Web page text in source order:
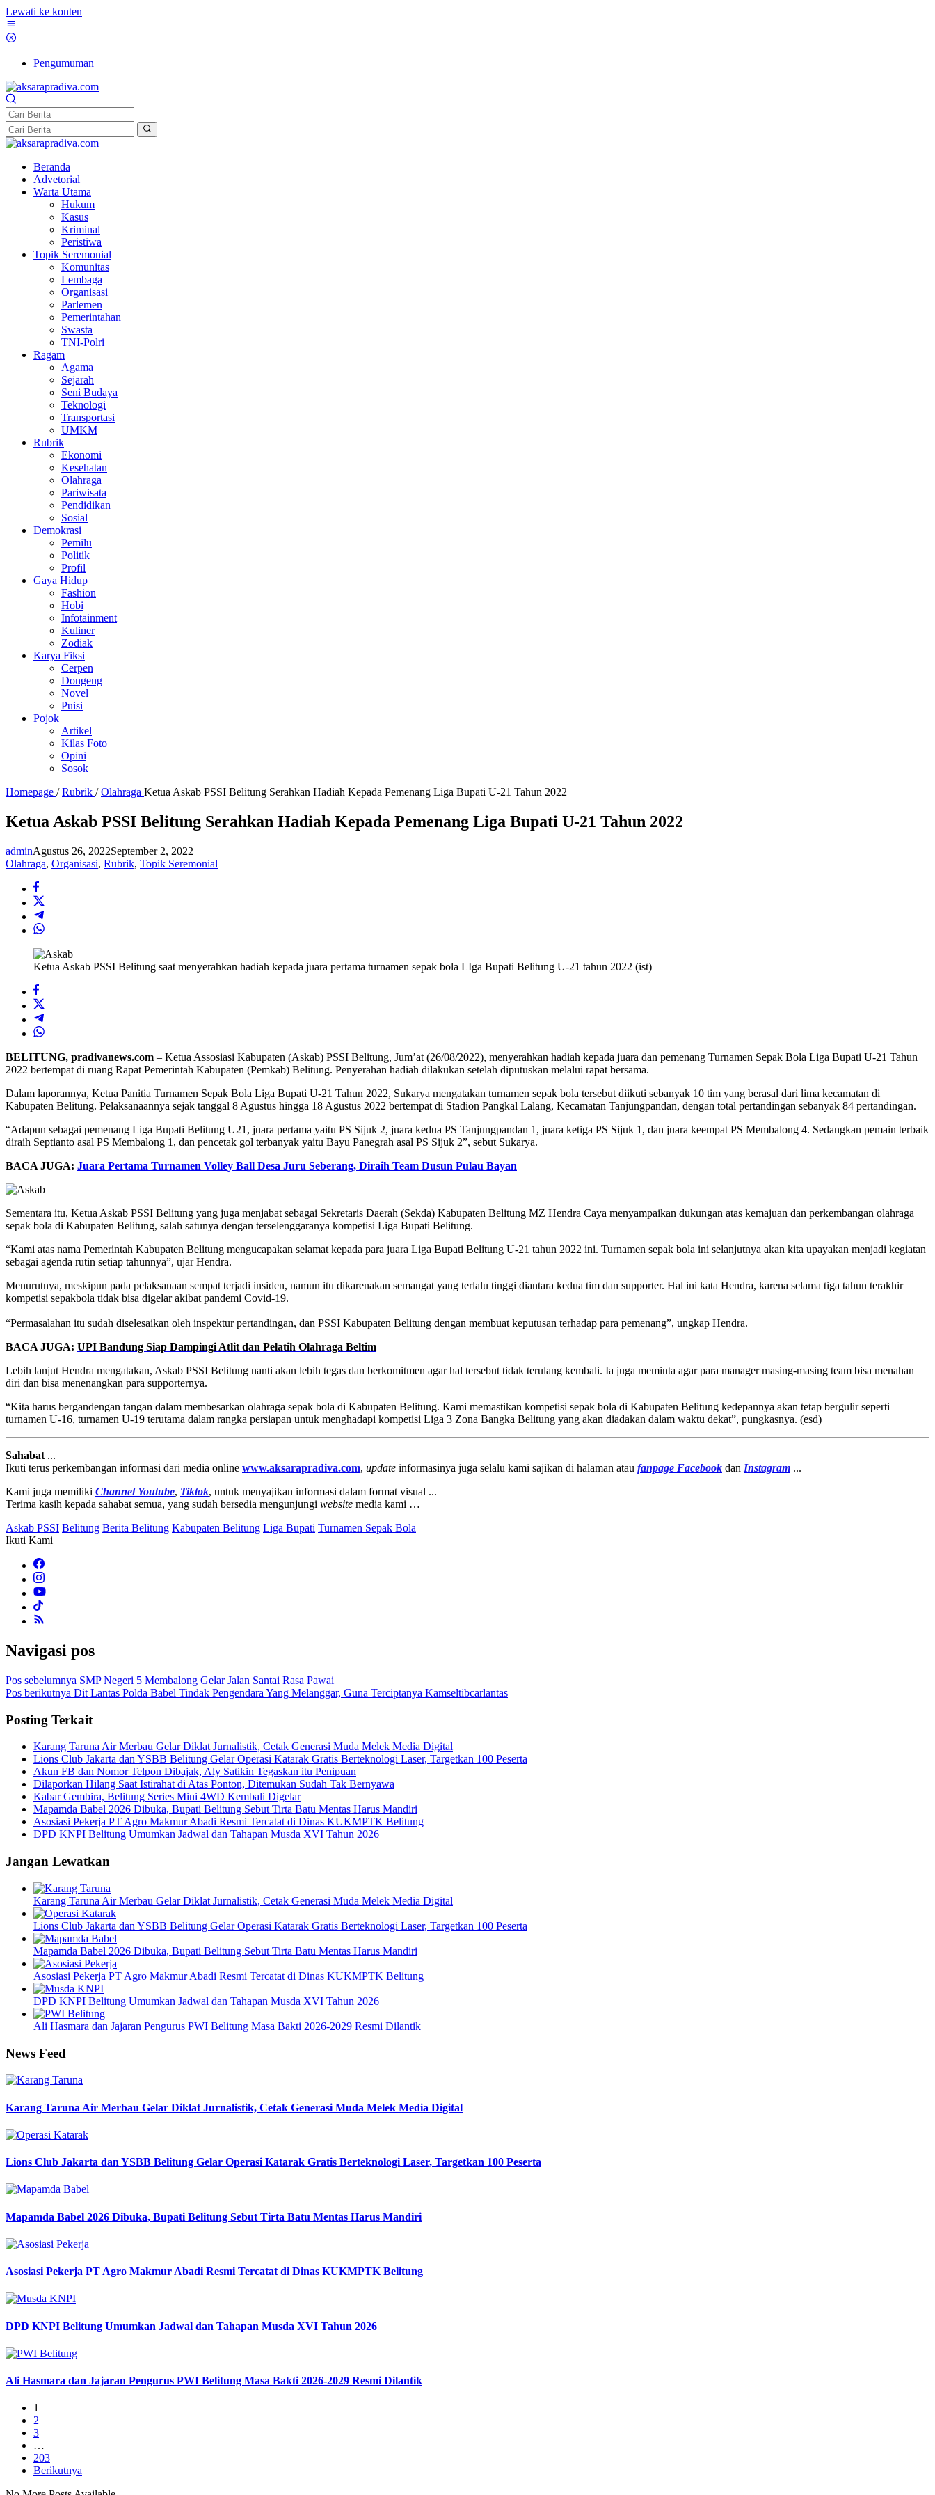
Lewati ke konten
Pengumuman
Beranda
Advetorial
Warta Utama
Hukum
Kasus
Kriminal
Peristiwa
Topik Seremonial
Komunitas
Lembaga
Organisasi
Parlemen
Pemerintahan
Swasta
TNI-Polri
Ragam
Agama
Sejarah
Seni Budaya
Teknologi
Transportasi
UMKM
Rubrik
Ekonomi
Kesehatan
Olahraga
Pariwisata
Pendidikan
Sosial
Demokrasi
Pemilu
Politik
Profil
Gaya Hidup
Fashion
Hobi
Infotainment
Kuliner
Zodiak
Karya Fiksi
Cerpen
Dongeng
Novel
Puisi
Pojok
Artikel
Kilas Foto
Opini
Sosok
Homepage / Rubrik / Olahraga Ketua Askab PSSI Belitung Serahkan Hadiah Kepada Pemenang Liga Bupati U-21 Tahun 2022
Ketua Askab PSSI Belitung Serahkan Hadiah Kepada Pemenang Liga Bupati U-21 Tahun 2022
adminAgustus 26, 2022September 2, 2022
Olahraga, Organisasi, Rubrik, Topik Seremonial
Ketua Askab PSSI Belitung saat menyerahkan hadiah kepada juara pertama turnamen sepak bola LIga Bupati Belitung U-21 tahun 2022 (ist)
BELITUNG, pradivanews.com – Ketua Assosiasi Kabupaten (Askab) PSSI Belitung, Jum’at (26/08/2022), menyerahkan hadiah kepada juara dan pemenang Turnamen Sepak Bola Liga Bupati U-21 Tahun
2022 bertempat di ruang Rapat Pemerintah Kabupaten (Pemkab) Belitung. Penyerahan hadiah dilakukan setelah diputuskan melalui rapat bersama.
Dalam laporannya, Ketua Panitia Turnamen Sepak Bola Liga Bupati U-21 Tahun 2022, Sukarya mengatakan turnamen sepak bola tersebut diikuti sebanyak 10 tim yang berasal dari lima kecamatan di
Kabupaten Belitung. Pelaksanaannya sejak tanggal 8 Agustus hingga 18 Agustus 2022 bertempat di Stadion Pangkal Lalang, Kecamatan Tanjungpandan, dengan total pertandingan sebanyak 84 pertandingan.
“Adapun sebagai pemenang Liga Bupati Belitung U21, juara pertama yaitu PS Sijuk 2, juara kedua PS Tanjungpandan 1, juara ketiga PS Sijuk 1, dan juara keempat PS Membalong 4. Sedangkan pemain terbaik
diraih Septianto asal PS Membalong 1, dan pencetak gol terbanyak yaitu Bayu Panegrah asal PS Sijuk 2”, sebut Sukarya.
BACA JUGA: Juara Pertama Turnamen Volley Ball Desa Juru Seberang, Diraih Team Dusun Pulau Bayan
Sementara itu, Ketua Askab PSSI Belitung yang juga menjabat sebagai Sekretaris Daerah (Sekda) Kabupaten Belitung MZ Hendra Caya menyampaikan dukungan atas kemajuan dan perkembangan olahraga
sepak bola di Kabupaten Belitung, salah satunya dengan terselenggaranya kompetisi Liga Bupati Belitung.
“Kami atas nama Pemerintah Kabupaten Belitung mengucapakan selamat kepada para juara Liga Bupati Belitung U-21 tahun 2022 ini. Turnamen sepak bola ini selanjutnya akan kita upayakan menjadi kegiatan
sebagai agenda rutin setiap tahunnya”, ujar Hendra.
Menurutnya, meskipun pada pelaksanaan sempat terjadi insiden, namun itu dikarenakan semangat yang terlalu tinggi diantara kedua tim dan supporter. Hal ini kata Hendra, karena selama tiga tahun terakhir
kompetisi sepakbola tidak bisa digelar akibat pandemi Covid-19.
“Permasalahan itu sudah diselesaikan oleh inspektur pertandingan, dan PSSI Kabupaten Belitung dengan membuat keputusan terhadap para pemenang”, ungkap Hendra.
BACA JUGA: UPI Bandung Siap Dampingi Atlit dan Pelatih Olahraga Beltim
Lebih lanjut Hendra mengatakan, Askab PSSI Belitung nanti akan lebih tegas dan berkomitmen agar hal tersebut tidak terulang kembali. Ia juga meminta agar para manager masing-masing team bisa menahan
diri dan bisa menenangkan para supporternya.
“Kita harus bergandengan tangan dalam membesarkan olahraga sepak bola di Kabupaten Belitung. Kami memastikan kompetisi sepak bola di Kabupaten Belitung kedepannya akan tetap bergulir seperti
turnamen U-16, turnamen U-19 terutama dalam rangka persiapan untuk menghadapi kompetisi Liga 3 Zona Bangka Belitung yang akan diadakan dalam waktu dekat”, pungkasnya. (esd)
Sahabat ...
Ikuti terus perkembangan informasi dari media online www.aksarapradiva.com, update informasinya juga selalu kami sajikan di halaman atau fanpage Facebook dan Instagram ...
Kami juga memiliki Channel Youtube, Tiktok, untuk menyajikan informasi dalam format visual ...
Terima kasih kepada sahabat semua, yang sudah bersedia mengunjungi website media kami …
Askab PSSI Belitung Berita Belitung Kabupaten Belitung Liga Bupati Turnamen Sepak Bola
Ikuti Kami
Navigasi pos
Pos sebelumnya SMP Negeri 5 Membalong Gelar Jalan Santai Rasa Pawai
Pos berikutnya Dit Lantas Polda Babel Tindak Pengendara Yang Melanggar, Guna Terciptanya Kamseltibcarlantas
Posting Terkait
Karang Taruna Air Merbau Gelar Diklat Jurnalistik, Cetak Generasi Muda Melek Media Digital
Lions Club Jakarta dan YSBB Belitung Gelar Operasi Katarak Gratis Berteknologi Laser, Targetkan 100 Peserta
Akun FB dan Nomor Telpon Dibajak, Aly Satikin Tegaskan itu Penipuan
Dilaporkan Hilang Saat Istirahat di Atas Ponton, Ditemukan Sudah Tak Bernyawa
Kabar Gembira, Belitung Series Mini 4WD Kembali Digelar
Mapamda Babel 2026 Dibuka, Bupati Belitung Sebut Tirta Batu Mentas Harus Mandiri
Asosiasi Pekerja PT Agro Makmur Abadi Resmi Tercatat di Dinas KUKMPTK Belitung
DPD KNPI Belitung Umumkan Jadwal dan Tahapan Musda XVI Tahun 2026
Jangan Lewatkan
Karang Taruna Air Merbau Gelar Diklat Jurnalistik, Cetak Generasi Muda Melek Media Digital
Lions Club Jakarta dan YSBB Belitung Gelar Operasi Katarak Gratis Berteknologi Laser, Targetkan 100 Peserta
Mapamda Babel 2026 Dibuka, Bupati Belitung Sebut Tirta Batu Mentas Harus Mandiri
Asosiasi Pekerja PT Agro Makmur Abadi Resmi Tercatat di Dinas KUKMPTK Belitung
DPD KNPI Belitung Umumkan Jadwal dan Tahapan Musda XVI Tahun 2026
Ali Hasmara dan Jajaran Pengurus PWI Belitung Masa Bakti 2026-2029 Resmi Dilantik
News Feed
Karang Taruna Air Merbau Gelar Diklat Jurnalistik, Cetak Generasi Muda Melek Media Digital
Lions Club Jakarta dan YSBB Belitung Gelar Operasi Katarak Gratis Berteknologi Laser, Targetkan 100 Peserta
Mapamda Babel 2026 Dibuka, Bupati Belitung Sebut Tirta Batu Mentas Harus Mandiri
Asosiasi Pekerja PT Agro Makmur Abadi Resmi Tercatat di Dinas KUKMPTK Belitung
DPD KNPI Belitung Umumkan Jadwal dan Tahapan Musda XVI Tahun 2026
Ali Hasmara dan Jajaran Pengurus PWI Belitung Masa Bakti 2026-2029 Resmi Dilantik
1
2
3
…
203
Berikutnya